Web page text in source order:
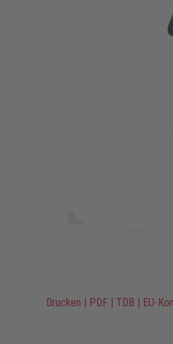
Drucken | PDF | TDB | EU-